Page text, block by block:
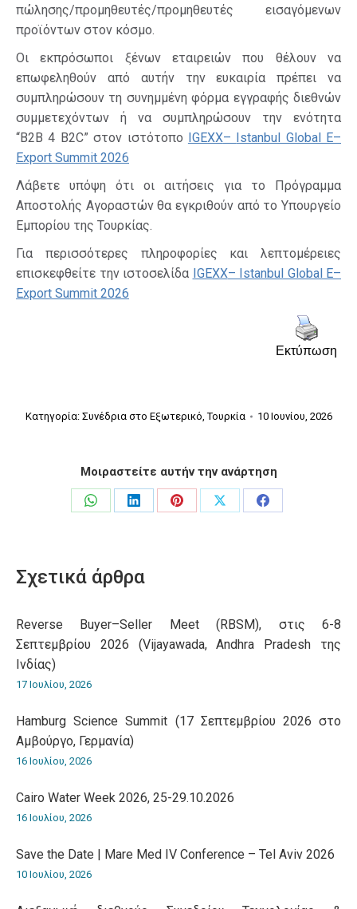
πώλησης/προμηθευτές/προμηθευτές εισαγόμενων
προϊόντων στον κόσμο.
Οι εκπρόσωποι ξένων εταιρειών που θέλουν να
επωφεληθούν από αυτήν την ευκαιρία πρέπει να
συμπληρώσουν τη συνημμένη φόρμα εγγραφής διεθνών
συμμετεχόντων ή να συμπληρώσουν την ενότητα
“B2B 4 B2C” στον ιστότοπο IGEXX– Istanbul Global E–
Export Summit 2026
Λάβετε υπόψη ότι οι αιτήσεις για το Πρόγραμμα
Αποστολής Αγοραστών θα εγκριθούν από το Υπουργείο
Εμπορίου της Τουρκίας.
Για περισσότερες πληροφορίες και λεπτομέρειες
επισκεφθείτε την ιστοσελίδα IGEXX– Istanbul Global E–
Export Summit 2026
Εκτύπωση
Κατηγορία: Συνέδρια στο Εξωτερικό,Τουρκία 10 Ιουνίου, 2026
Μοιραστείτε αυτήν την ανάρτηση
Share
Share
Share
Share
Share
Σχετικά άρθρα
Reverse Buyer–Seller Meet (RBSM), στις 6-8
Σεπτεμβρίου 2026 (Vijayawada, Andhra Pradesh της
Ινδίας)
17 Ιουλίου, 2026
Hamburg Science Summit (17 Σεπτεμβρίου 2026 στο
Αμβούργο, Γερμανία)
16 Ιουλίου, 2026
Cairo Water Week 2026, 25-29.10.2026
16 Ιουλίου, 2026
Save the Date | Mare Med IV Conference – Tel Aviv 2026
10 Ιουλίου, 2026